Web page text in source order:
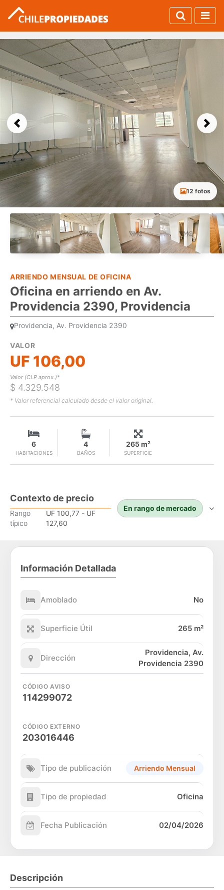
Previous Next
12 fotos
ARRIENDO MENSUAL DE OFICINA
Oficina en arriendo en Av.
Providencia 2390, Providencia
Providencia, Av. Providencia 2390
VALOR
UF 106,00
Valor (CLP aprox.)*
$ 4.329.548
* Valor referencial calculado desde el valor original.
HABITACIONES
6
BAÑOS
4
SUPERFICIE
265 m²
Contexto de precio
Rango
típico
UF 100,77 - UF
127,60
En rango de mercado
Información Detallada
Amoblado No
Superficie Útil 265 m²
Dirección
Providencia, Av.
Providencia 2390
CÓDIGO AVISO
114299072
CÓDIGO EXTERNO
203016446
Tipo de publicación Arriendo Mensual
Tipo de propiedad Oficina
Fecha Publicación 02/04/2026
Descripción